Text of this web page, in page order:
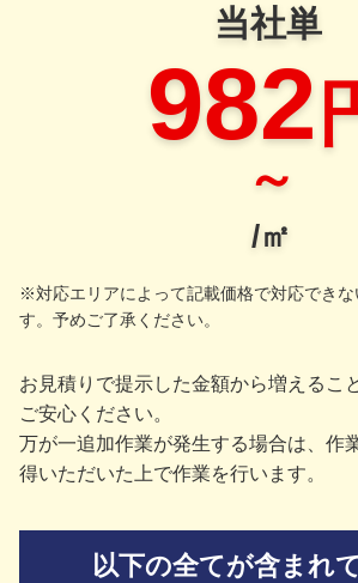
当社単
982
～
/㎡
※対応エリアによって記載価格で対応できな
す。予めご了承ください。
お見積りで提示した金額から増えるこ
ご安心ください。
万が一追加作業が発生する場合は、作
得いただいた上で作業を行います。
以下の全てが含まれ